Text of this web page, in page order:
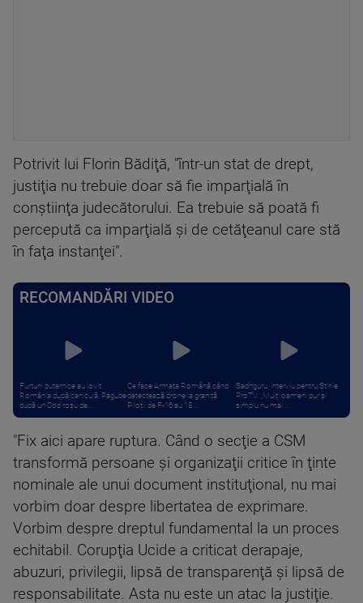
Potrivit lui Florin Bădiţă, "într-un stat de drept,
justiţia nu trebuie doar să fie imparţială în
conştiinţa judecătorului. Ea trebuie să poată fi
percepută ca imparţială şi de cetăţeanul care stă
în faţa instanţei".
RECOMANDĂRI VIDEO
Furtuni puternice au lovit
România după caniculă. Pagube
după un Cod roşu de ...
Ce face Armata Română când
detectează drone la graniță.
Piloții de F-16 au 15 ...
Sadhguru, interviu pentru Știrile
ProTV: „Mulți oameni pur și
simplu nu mai ...
"Fix aici apare ruptura. Când o secţie a CSM
transformă persoane şi organizaţii critice în ţinte
nominale ale unui document instituţional, nu mai
vorbim doar despre libertatea de exprimare.
Vorbim despre dreptul fundamental la un proces
echitabil. Corupţia Ucide a criticat derapaje,
abuzuri, privilegii, lipsă de transparenţă şi lipsă de
responsabilitate. Asta nu este un atac la justiţie.